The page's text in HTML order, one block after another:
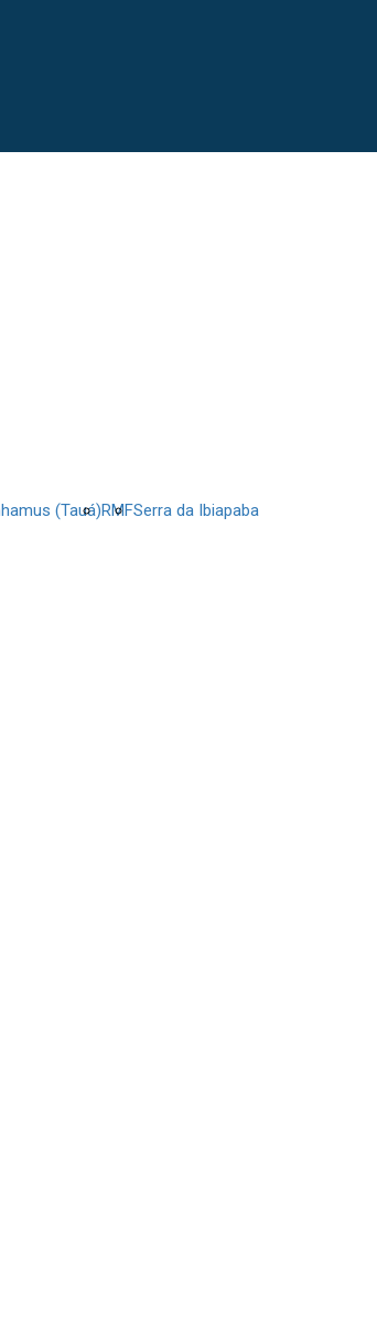
(Tauá)RMFSerra da Ibiapaba